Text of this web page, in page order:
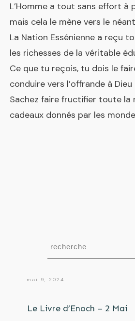
L’Homme a tout sans effort à
mais cela le mène vers le néant
La Nation Essénienne a reçu
les richesses de la véritable
Ce que tu reçois, tu dois le
conduire vers l’offrande à Dieu
Sachez faire fructifier toute la
cadeaux donnés par les
mai 9, 2024
Le Livre d’Enoch – 2 Mai